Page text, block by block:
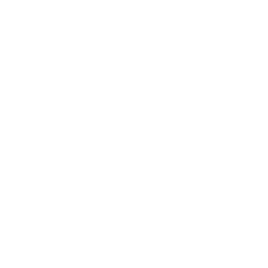
socializovat štěně,
vyrostl sebevědomý
→